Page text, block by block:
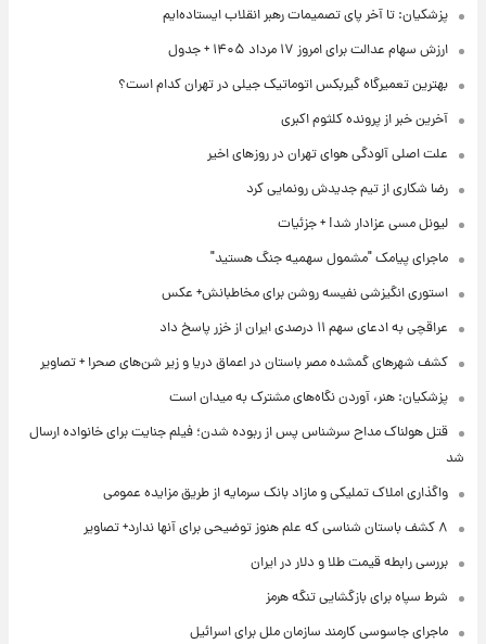
پزشکیان: تا آخر پای تصمیمات رهبر انقلاب ایستاده‌ایم
ارزش سهام عدالت برای امروز ۱۷ مرداد ۱۴۰۵ + جدول
بهترین تعمیرگاه گیربکس اتوماتیک جیلی در تهران کدام است؟
آخرین خبر از پرونده کلثوم اکبری
علت اصلی آلودگی هوای تهران در روزهای اخیر
رضا شکاری از تیم جدیدش رونمایی کرد
لیونل مسی عزادار شد! + جزئیات
ماجرای پیامک "مشمول سهمیه جنگ هستید"
استوری انگیزشی نفیسه روشن برای مخاطبانش+ عکس
عراقچی به ادعای سهم ۱۱ درصدی ایران از خزر پاسخ داد
کشف شهرهای گمشده مصر باستان در اعماق دریا و زیر شن‌های صحرا + تصاویر
پزشکیان: هنر، آوردن نگاه‌های مشترک به میدان است
قتل هولناک مداح سرشناس پس از ربوده شدن؛ فیلم جنایت برای خانواده ارسال
شد
واگذاری املاک تملیکی و مازاد بانک سرمایه از طریق مزایده عمومی
۸ کشف باستان شناسی که علم هنوز توضیحی برای آنها ندارد+ تصاویر
بررسی رابطه قیمت طلا و دلار در ایران
شرط سپاه برای بازگشایی تنگه هرمز
ماجرای جاسوسی کارمند سازمان ملل برای اسرائیل